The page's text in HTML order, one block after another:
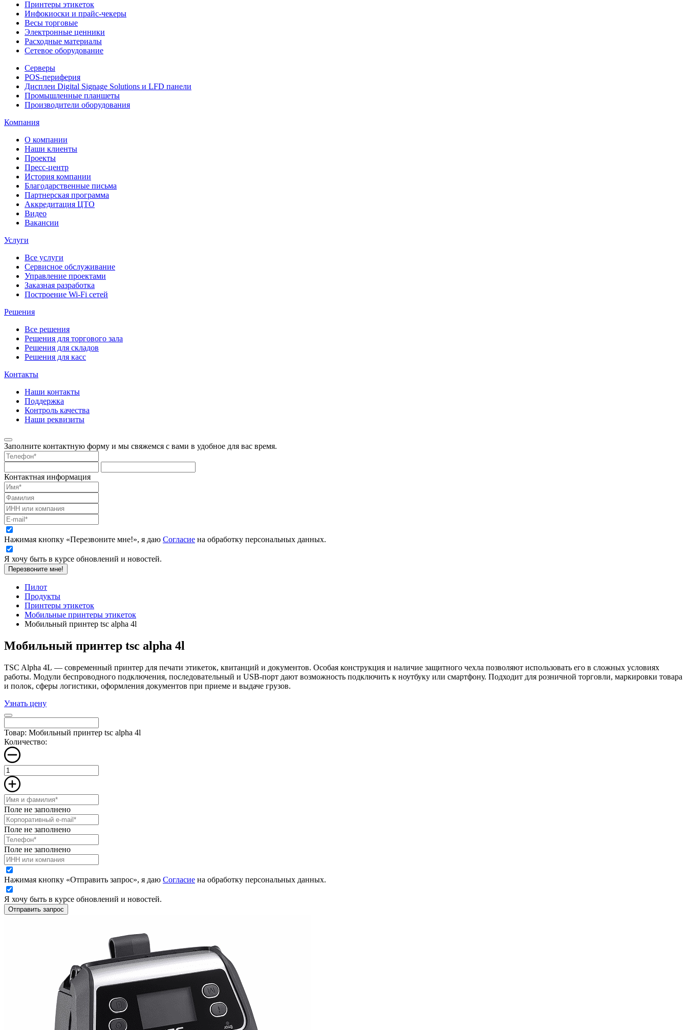
Принтеры этикеток
Инфокиоски и прайс-чекеры
Весы торговые
Электронные ценники
Расходные материалы
Сетевое оборудование
Серверы
POS-периферия
Дисплеи Digital Signage Solutions и LFD панели
Промышленные планшеты
Производители оборудования
Компания
О компании
Наши клиенты
Проекты
Пресс-центр
История компании
Благодарственные письма
Партнерская программа
Аккредитация ЦТО
Видео
Вакансии
Услуги
Все услуги
Сервисное обслуживание
Управление проектами
Заказная разработка
Построение Wi-Fi сетей
Решения
Все решения
Решения для торгового зала
Решения для складов
Решения для касс
Контакты
Наши контакты
Поддержка
Контроль качества
Наши реквизиты
Заполните контактную форму и мы свяжемся с вами в удобное для вас время.
Контактная информация
Нажимая кнопку «Перезвоните мне!», я даю Согласие на обработку персональных данных.
Я хочу быть в курсе обновлений и новостей.
Перезвоните мне!
Пилот
Продукты
Принтеры этикеток
Мобильные принтеры этикеток
Мобильный принтер tsc alpha 4l
Мобильный принтер tsc alpha 4l
TSC Alpha 4L — современный принтер для печати этикеток, квитанций и документов. Особая конструкция и наличие защитного чехла позволяют использовать его в сложных условиях
работы. Модули беспроводного подключения, последовательный и USB-порт дают возможность подключить к ноутбуку или смартфону. Подходит для розничной торговли, маркировки товара
и полок, сферы логистики, оформления документов при приеме и выдаче грузов.
Узнать цену
Товар: Мобильный принтер tsc alpha 4l
Количество:
Поле не заполнено
Поле не заполнено
Поле не заполнено
Нажимая кнопку «Отправить запрос», я даю Согласие на обработку персональных данных.
Я хочу быть в курсе обновлений и новостей.
Отправить запрос